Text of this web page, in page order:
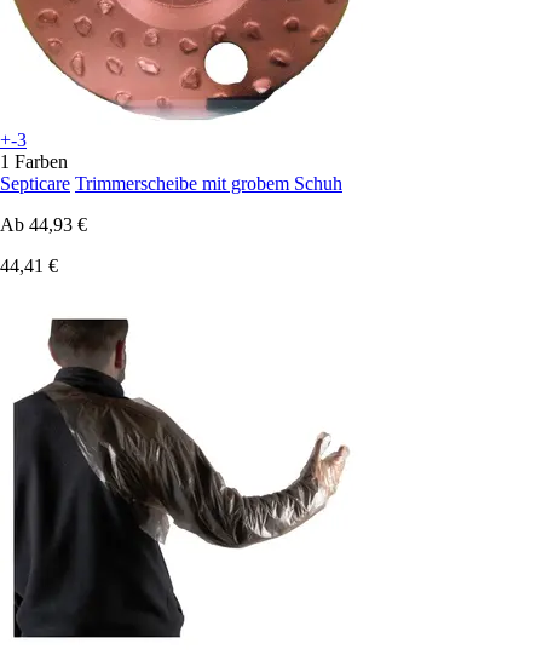
+-3
1 Farben
Septicare Trimmerscheibe mit grobem Schuh
Ab 44,93 €
44,41 €